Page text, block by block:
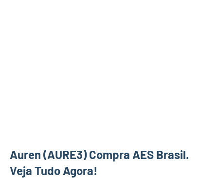
Auren (AURE3) Compra AES Brasil.
Veja Tudo Agora!